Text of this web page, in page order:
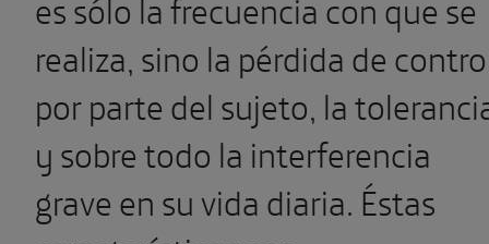
realiza, sino la pérdida de
por parte del sujeto, la
y sobre todo la interferencia
grave en su vida diaria. Éstas